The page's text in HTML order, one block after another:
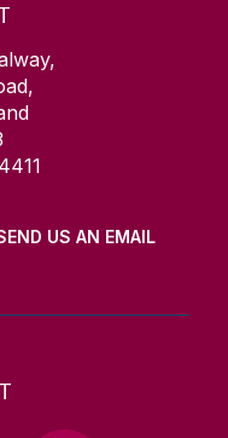
US AN EMAIL